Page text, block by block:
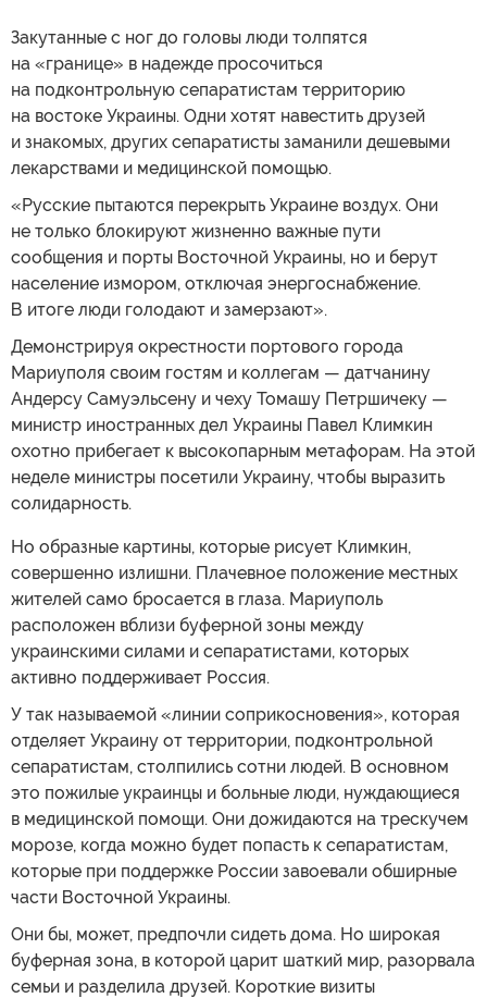
Закутанные с ног до головы люди толпятся
на «границе» в надежде просочиться
на подконтрольную сепаратистам территорию
на востоке Украины. Одни хотят навестить друзей
и знакомых, других сепаратисты заманили дешевыми
лекарствами и медицинской помощью.
«Русские пытаются перекрыть Украине воздух. Они
не только блокируют жизненно важные пути
сообщения и порты Восточной Украины, но и берут
население измором, отключая энергоснабжение.
В итоге люди голодают и замерзают».
Демонстрируя окрестности портового города
Мариуполя своим гостям и коллегам — датчанину
Андерсу Самуэльсену и чеху Томашу Петршичеку —
министр иностранных дел Украины Павел Климкин
охотно прибегает к высокопарным метафорам. На этой
неделе министры посетили Украину, чтобы выразить
солидарность.
Но образные картины, которые рисует Климкин,
совершенно излишни. Плачевное положение местных
жителей само бросается в глаза. Мариуполь
расположен вблизи буферной зоны между
украинскими силами и сепаратистами, которых
активно поддерживает Россия.
У так называемой «линии соприкосновения», которая
отделяет Украину от территории, подконтрольной
сепаратистам, столпились сотни людей. В основном
это пожилые украинцы и больные люди, нуждающиеся
в медицинской помощи. Они дожидаются на трескучем
морозе, когда можно будет попасть к сепаратистам,
которые при поддержке России завоевали обширные
части Восточной Украины.
Они бы, может, предпочли сидеть дома. Но широкая
буферная зона, в которой царит шаткий мир, разорвала
семьи и разделила друзей. Короткие визиты